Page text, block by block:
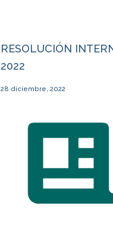
RESOLUCIÓN
2022
28 diciembre, 2022